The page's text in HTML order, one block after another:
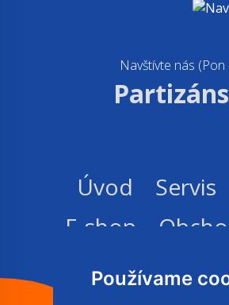
Používame
Navštívte nás
Úvod Servis
E-shop